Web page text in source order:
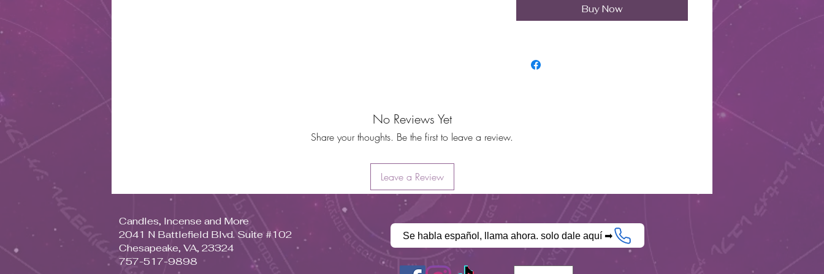
Tontos", encontrado
principalmente en España, Perú y
al mismo tiempo que protege
contra energías negativas y
Buy Now
No Reviews Yet
Share your thoughts. Be the first to leave a review.
Leave a Review
Candles, Incense and More
2041 N Battlefield Blvd. Suite #102
Chesapeake, VA, 23324
757-517-9898
Se habla español, llama ahora. solo dale aquí ➡